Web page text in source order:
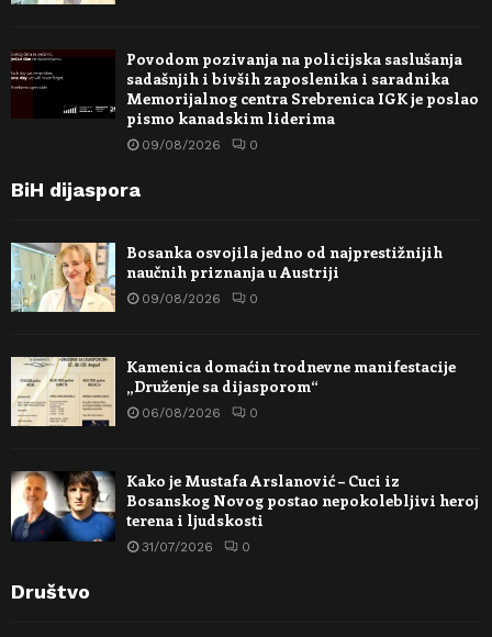
Povodom pozivanja na policijska saslušanja
sadašnjih i bivših zaposlenika i saradnika
Memorijalnog centra Srebrenica IGK je poslao
pismo kanadskim liderima
09/08/2026 0
BiH dijaspora
Bosanka osvojila jedno od najprestižnijih
naučnih priznanja u Austriji
09/08/2026 0
Kamenica domaćin trodnevne manifestacije
„Druženje sa dijasporom“
06/08/2026 0
Kako je Mustafa Arslanović – Cuci iz
Bosanskog Novog postao nepokolebljivi heroj
terena i ljudskosti
31/07/2026 0
Društvo